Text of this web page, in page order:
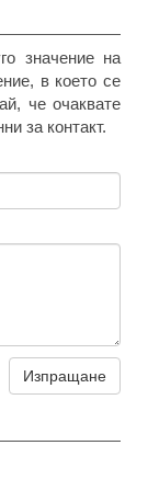
значение на
в което се
че очаквате
за контакт.
Изпращане